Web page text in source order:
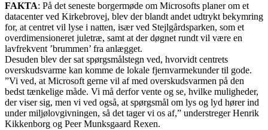
FAKTA: På det seneste borgermøde om Microsofts planer om et
datacenter ved Kirkebrovej, blev der blandt andet udtrykt bekymring
for, at centret vil lyse i natten, især ved Stejlgårdsparken, som et
overdimensioneret juletræ, samt at der døgnet rundt vil være en
lavfrekvent ’brummen’ fra anlægget.
Desuden blev der sat spørgsmålstegn ved, hvorvidt centrets
overskudsvarme kan komme de lokale fjernvarmekunder til gode.
”Vi ved, at Microsoft gerne vil af med overskudsvarmen på den
bedst tænkelige måde. Vi må derfor vente og se, hvilke muligheder,
der viser sig, men vi ved også, at spørgsmål om lys og lyd hører ind
under miljølovgivningen, så det tager vi os af,” understreger Henrik
Kikkenborg og Peer Munksgaard Rexen.